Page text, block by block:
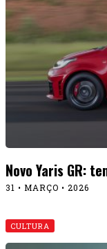
Novo Yaris GR:
31 • MARÇO • 2026
CULTURA